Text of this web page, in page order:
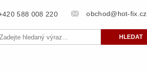
588 008 220 obchod@hot-fix.cz